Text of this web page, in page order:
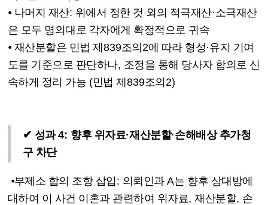
⦁ 나머지 재산: 위에서 정한 것 외의 적극재산·소극재산
은 모두 명의대로 각자에게 확정적으로 귀속
⦁ 재산분할은 민법 제839조의 2에 따라 형성·유지 기여
도를 기준으로 판단하나, 조정을 통해 당사자 합의로 신
속하게 정리 가능 (민법 제839조의 2)
✔ 성과4: 향후 위자료·재산분할·손해배상 추가청
구 차단
⦁부제소 합의 조항 삽입 : 의뢰인과A는 향후 상대방에
대하여 이 사건 이혼과 관련하여 위자료,재산분할, 손